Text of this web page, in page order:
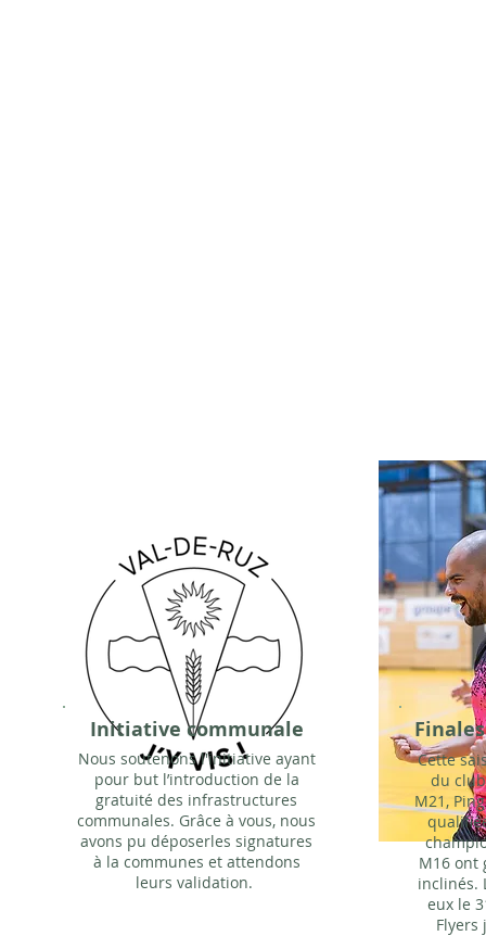
Initiative communale
Nous soutenons l'initiative ayant
pour but l’introduction de la
gratuité des infrastructures
communales. Grâce à vous, nous
avons pu déposerles signatures
à la communes et attendons
leurs validation.
Cette
du
M21,
M16 ont
inclinés.
eux le
Flyers